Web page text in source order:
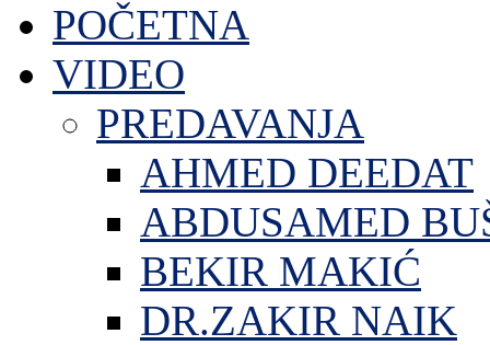
POČETNA
VIDEO
PREDAVANJA
AHMED DEEDAT
ABDUSAMED
BEKIR MAKIĆ
DR.ZAKIR NAIK